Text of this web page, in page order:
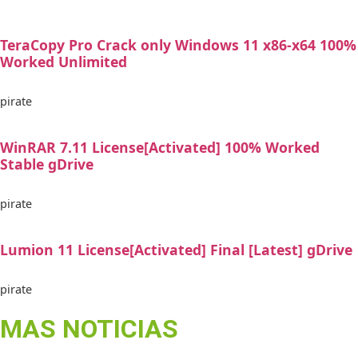
TeraCopy Pro Crack only Windows 11 x86-x64 100%
Worked Unlimited
pirate
WinRAR 7.11 License[Activated] 100% Worked
Stable gDrive
pirate
Lumion 11 License[Activated] Final [Latest] gDrive
pirate
MAS NOTICIAS